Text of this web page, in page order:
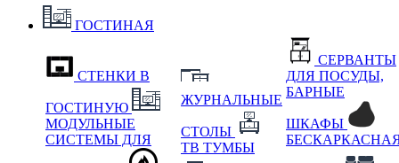
ГОСТИНАЯ
СТЕНКИ В
ГОСТИНУЮ
МОДУЛЬНЫЕ
СИСТЕМЫ ДЛЯ
ЖУРНАЛЬНЫЕ
СТОЛЫ
ТВ ТУМБЫ
СЕРВАНТЫ
ДЛЯ ПОСУДЫ,
БАРНЫЕ
ШКАФЫ